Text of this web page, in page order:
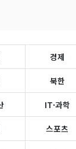
경제
북한
IT·과학
스포츠